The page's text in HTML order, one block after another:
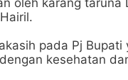
oleh karang taruna
pada Pj
kesehatan